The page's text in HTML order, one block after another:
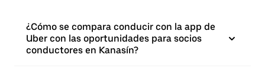
¿Cómo se compara conducir con la app de
Uber con las oportunidades para socios
conductores en Kanasín?